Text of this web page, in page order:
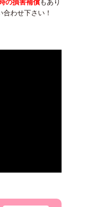
の損害補償もあり
わせ下さい！
お問合せ